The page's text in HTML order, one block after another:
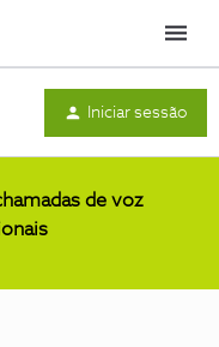
Menu
Iniciar sessão
de voz